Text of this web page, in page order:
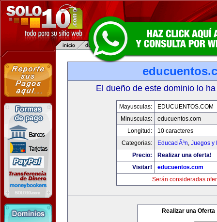
El dueño de este dominio lo
Mayusculas:
EDUCUENTOS.COM
Minusculas:
educuentos.com
Longitud:
10 caracteres
Categorias:
EducaciÃ³n, Juegos y
Precio:
Realizar una oferta!
Visitar!
educuentos.com
Serán consideradas
Realizar una Oferta